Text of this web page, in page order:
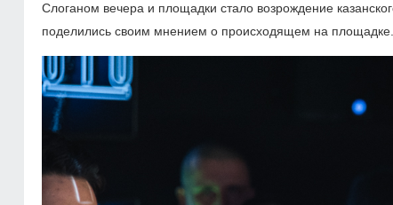
Слоганом вечера и площадки стало возрождение
поделились своим мнением о происходящем на площадке.